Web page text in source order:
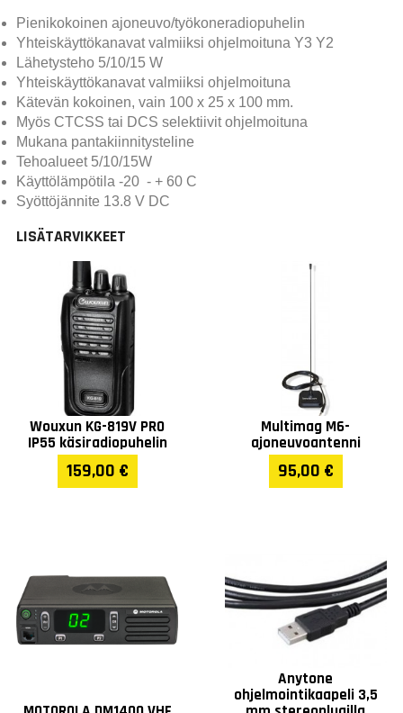
Pienikokoinen ajoneuvo/työkoneradiopuhelin
Yhteiskäyttökanavat valmiiksi ohjelmoituna Y3 Y2
Lähetysteho 5/10/15 W
Yhteiskäyttökanavat valmiiksi ohjelmoituna
Kätevän kokoinen, vain 100 x 25 x 100 mm.
Myös CTCSS tai DCS selektiivit ohjelmoituna
Mukana pantakiinnitysteline
Tehoalueet 5/10/15W
Käyttölämpötila -20 - + 60 C
Syöttöjännite 13.8 V DC
LISÄTARVIKKEET
Wouxun KG-819V PRO
IP55 käsiradiopuhelin
159,00 €
Multimag M6-
ajoneuvoantenni
95,00 €
Anytone
ohjelmointikaapeli 3,5